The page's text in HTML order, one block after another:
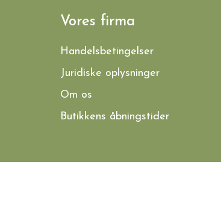
Vores firma
Handelsbetingelser
Juridiske oplysninger
Om os
Butikkens åbningstider